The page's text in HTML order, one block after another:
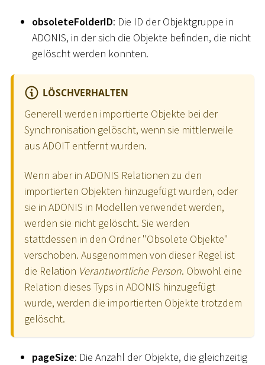
obsoleteFolderID: Die ID der Objektgruppe in
ADONIS, in der sich die Objekte befinden, die nicht
gelöscht werden konnten.
LÖSCHVERHALTEN
Generell werden importierte Objekte bei der
Synchronisation gelöscht, wenn sie mittlerweile
aus ADOIT entfernt wurden.
Wenn aber in ADONIS Relationen zu den
importierten Objekten hinzugefügt wurden, oder
sie in ADONIS in Modellen verwendet werden,
werden sie nicht gelöscht. Sie werden
stattdessen in den Ordner "Obsolete Objekte"
verschoben. Ausgenommen von dieser Regel ist
die Relation Verantwortliche Person. Obwohl eine
Relation dieses Typs in ADONIS hinzugefügt
wurde, werden die importierten Objekte trotzdem
gelöscht.
pageSize: Die Anzahl der Objekte, die gleichzeitig